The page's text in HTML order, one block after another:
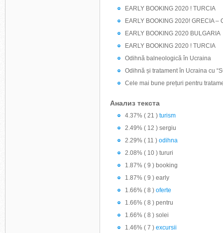
EARLY BOOKING 2020 ! TURCIA
EARLY BOOKING 2020! GRECIA –
EARLY BOOKING 2020 BULGARIA
EARLY BOOKING 2020 ! TURCIA
Odihnă balneologică în Ucraina
Odihnă și tratament în Ucraina cu
Cele mai bune prețuri pentru
Анализ текста
4.37% ( 21 ) turism
2.49% ( 12 ) sergiu
2.29% ( 11 ) odihna
2.08% ( 10 ) tururi
1.87% ( 9 ) booking
1.87% ( 9 ) early
1.66% ( 8 ) oferte
1.66% ( 8 ) pentru
1.66% ( 8 ) solei
1.46% ( 7 ) excursii